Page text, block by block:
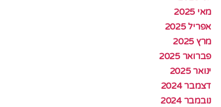
מאי 2025
אפריל 2025
מרץ 2025
פברואר 2025
ינואר 2025
דצמבר 2024
נובמבר 2024